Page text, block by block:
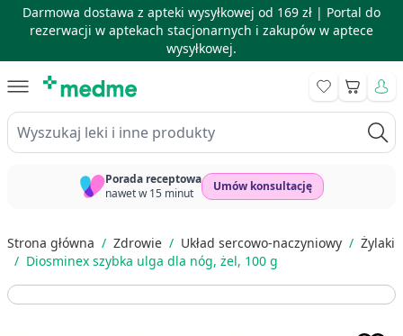
Darmowa dostawa z apteki wysyłkowej od 169 zł | Portal do
rezerwacji w aptekach stacjonarnych i zakupów w aptece
wysyłkowej.
Wyszukaj leki i inne produkty
Koszyk
Porada receptowa
nawet w 15 minut
Umów konsultację
Strona główna / Zdrowie / Układ sercowo-naczyniowy / Żylaki
/ Diosminex szybka ulga dla nóg, żel, 100 g